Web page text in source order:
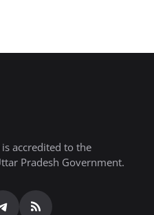
accredited to the
Pradesh Government.